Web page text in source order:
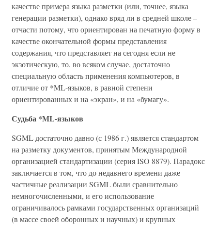
качестве примера языка разметки (или, точнее, языка
генерации разметки), однако вряд ли в средней школе –
отчасти потому, что ориентирован на печатную форму в
качестве окончательной формы представления
содержания, что представляет на сегодня если не
экзотическую, то, во всяком случае, достаточно
специальную область применения компьютеров, в
отличие от *ML-языков, в равной степени
ориентированных и на «экран», и на «бумагу».
Судьба *ML-языков
SGML достаточно давно (с 1986 г.) является стандартом
на разметку документов, принятым Международной
организацией стандартизации (серия ISO 8879). Парадокс
заключается в том, что до недавнего времени даже
частичные реализации SGML были сравнительно
немногочисленными, и его использование
ограничивалось рамками государственных организаций
(в массе своей оборонных и научных) и крупных